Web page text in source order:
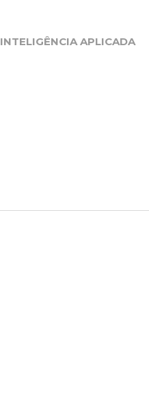
INTELIGÊNCIA APLICADA